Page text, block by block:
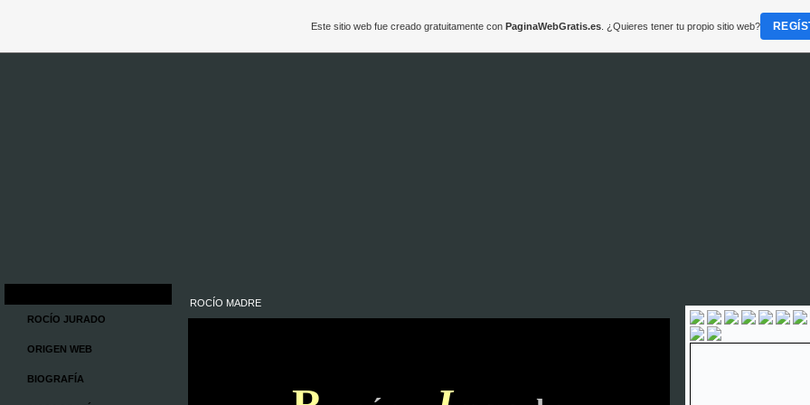
ROCÍO JURADO
ORIGEN WEB
BIOGRAFÍA
ROCÍO MADRE
Este sitio web fue creado gratuitamente con PaginaWebGratis.es. ¿Quieres tener tu propio sitio web?